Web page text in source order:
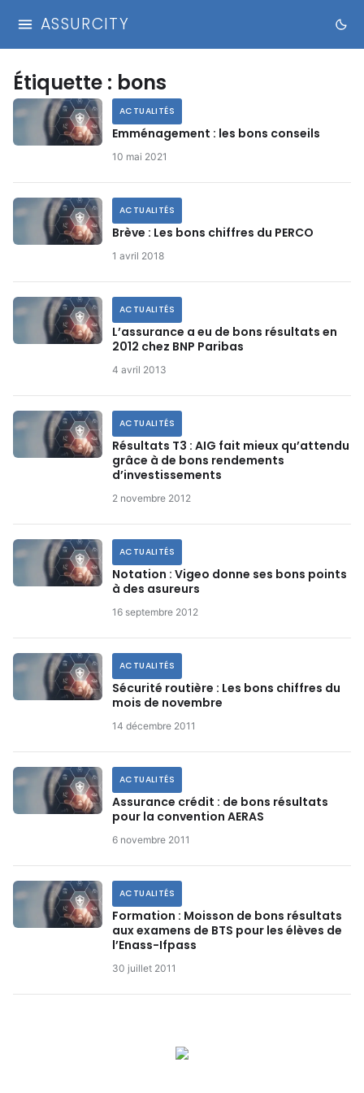
ASSURCITY
Étiquette : bons
ACTUALITÉS
Emménagement : les bons conseils
10 mai 2021
ACTUALITÉS
Brève : Les bons chiffres du PERCO
1 avril 2018
ACTUALITÉS
L’assurance a eu de bons résultats en
2012 chez BNP Paribas
4 avril 2013
ACTUALITÉS
Résultats T3 : AIG fait mieux qu’attendu
grâce à de bons rendements
d’investissements
2 novembre 2012
ACTUALITÉS
Notation : Vigeo donne ses bons points
à des asureurs
16 septembre 2012
ACTUALITÉS
Sécurité routière : Les bons chiffres du
mois de novembre
14 décembre 2011
ACTUALITÉS
Assurance crédit : de bons résultats
pour la convention AERAS
6 novembre 2011
ACTUALITÉS
Formation : Moisson de bons résultats
aux examens de BTS pour les élèves de
l’Enass-Ifpass
30 juillet 2011